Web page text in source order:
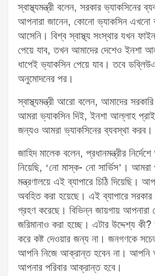
স্বাস্থ্যমন্ত্রী বলেন, সরকার ভ্যাকসিনের
আপনারা জানেন, কোনো ভ্যাকসিন এখনো
আসেনি। বিশ্ব স্বাস্থ্য সংস্থার যখন
পেয়ে যাব, তখন আমাদের দেশেও ইনশা
ধাপেই ভ্যাকসিন পেয়ে যাব। তবে
অনুমোদনের পর।
স্বাস্থ্যমন্ত্রী আরো বলেন, আমাদের
আমরা ভ্যাকসিন দিই, ইনশা আল্লাহ
জন্যও আমরা ভ্যাকসিনের ব্যবস্থা করব।
জাহিদ মালেক বলেন, প্রধানমন্ত্রীর
নিয়েছি, ‘নো মাস্ক- নো সার্ভিস’।
মন্ত্রণালয়ে এই ব্যাপারে চিঠি দিয়েছি।
অবহিত করা হয়েছে। এই ব্যাপারে সরকার
গ্রহণ করেছে। বিভিন্ন জায়গায় আপনারা
জরিমানাও করা হচ্ছে। এটার উদ্দেশ্য কী?
করে কষ্ট দেওয়ার জন্য না। জনগণকে
আপনি নিজে আক্রান্ত হবেন না। আপনি
আপনার পরিবার আক্রান্ত হবে।